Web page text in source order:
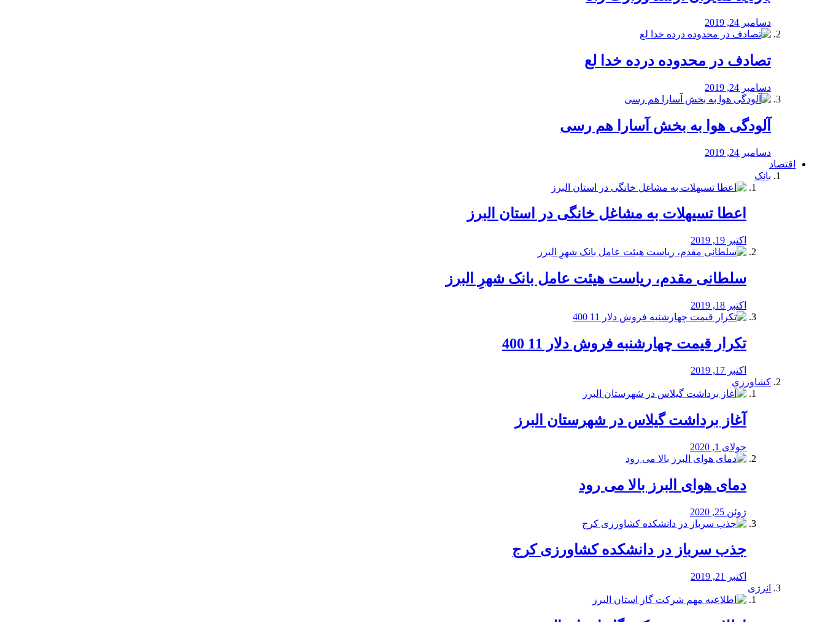
دسامبر 24, 2019
تصادف در محدوده درده خدا لع
دسامبر 24, 2019
آلودگی هوا به بخش آسارا هم رسی
دسامبر 24, 2019
اقتصاد
بانک
️اعطا تسیهلات به مشاغل خانگی در استان البرز
اکتبر 19, 2019
سلطانی مقدم، ریاست هیئت عامل بانک شهرِ البرز
اکتبر 18, 2019
تکرار قیمت چهارشنبه فروش دلار 11 400
اکتبر 17, 2019
کشاورزی
آغاز برداشت گیلاس در شهرستان البرز
جولای 1, 2020
دمای هوای البرز بالا می رود
ژوئن 25, 2020
جذب سرباز در دانشکده کشاورزی کرج
اکتبر 21, 2019
انرژی